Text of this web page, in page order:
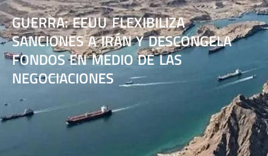
GUERRA: EEUU FLEXIBILIZA
SANCIONES A IRÁN Y DESCONGELA
FONDOS EN MEDIO DE LAS
NEGOCIACIONES